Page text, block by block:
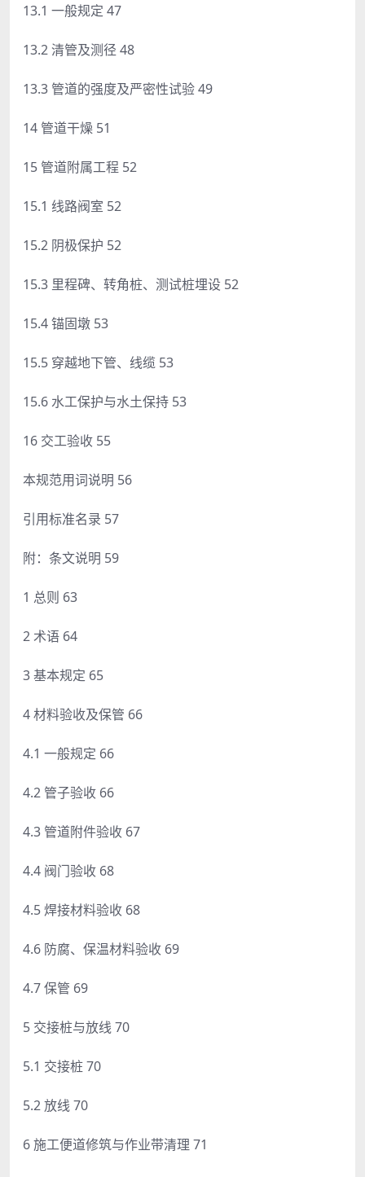
13.1 一般规定 47
13.2 清管及测径 48
13.3 管道的强度及严密性试验 49
14 管道干燥 51
15 管道附属工程 52
15.1 线路阀室 52
15.2 阴极保护 52
15.3 里程碑、转角桩、测试桩埋设 52
15.4 锚固墩 53
15.5 穿越地下管、线缆 53
15.6 水工保护与水土保持 53
16 交工验收 55
本规范用词说明 56
引用标准名录 57
附：条文说明 59
1 总则 63
2 术语 64
3 基本规定 65
4 材料验收及保管 66
4.1 一般规定 66
4.2 管子验收 66
4.3 管道附件验收 67
4.4 阀门验收 68
4.5 焊接材料验收 68
4.6 防腐、保温材料验收 69
4.7 保管 69
5 交接桩与放线 70
5.1 交接桩 70
5.2 放线 70
6 施工便道修筑与作业带清理 71